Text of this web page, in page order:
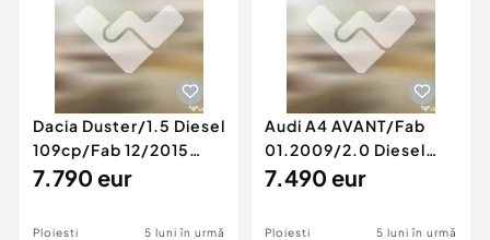
Dacia Duster/1.5 Diesel
109cp/Fab 12/2015
/Euro 5/GARANTIE 12
7.790 eur
Ploiesti 5 luni în urmă
Audi A4 AVANT/Fab
01.2009/2.0 Diesel
140cp/Posibilitate
7.490 eur
Ploiesti 5 luni în urmă